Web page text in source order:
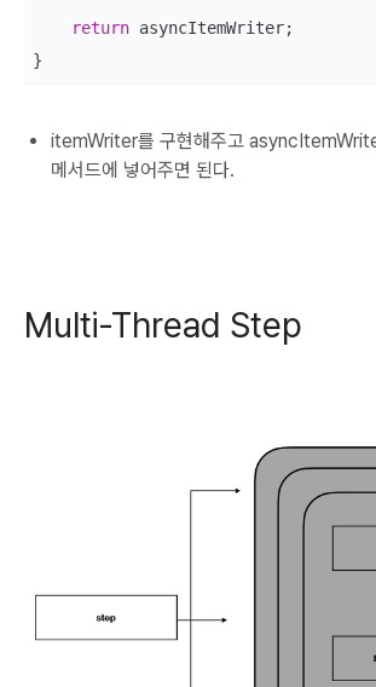
return asyncItemWriter;
}
itemWriter를 구현해주고
메서드에 넣어주면 된다.
Multi-Thread Step